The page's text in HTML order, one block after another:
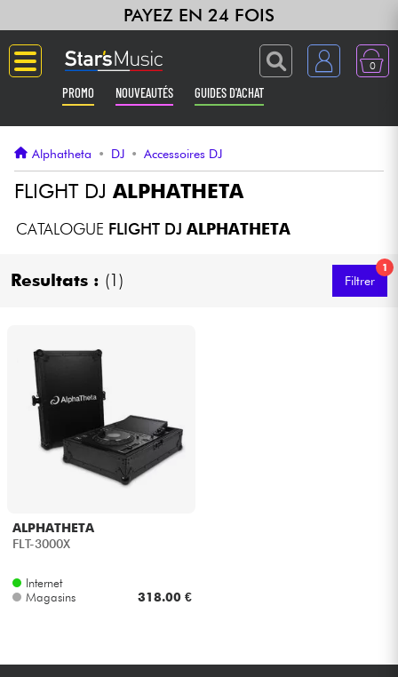
PAYEZ EN 24 FOIS
0
PROMO NOUVEAUTÉS GUIDES D'ACHAT
Guitares & Basses
Amplis & Effets
Claviers & Pianos
Home Studio
Casques
Micros & HF
Eclairage
Alphatheta • DJ • Accessoires DJ
FLIGHT DJ ALPHATHETA
CATALOGUE FLIGHT DJ ALPHATHETA
Resultats : (1)
1
Filtrer
ALPHATHETA
FLT-3000X
Internet
Magasins
318.00 €